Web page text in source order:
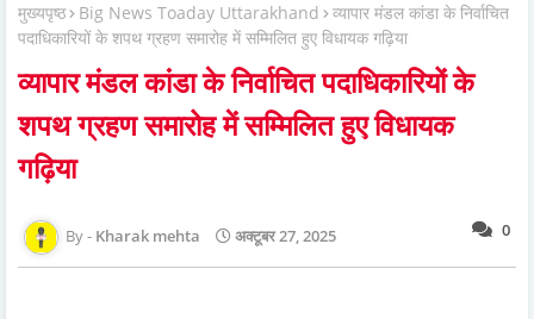
मुख्यपृष्ठ Big News Toaday Uttarakhand
व्यापार मंडल कांडा के निर्वाचित
पदाधिकारियों के शपथ ग्रहण समारोह में सम्मिलित हुए विधायक गढ़िया
व्यापार मंडल कांडा के निर्वाचित पदाधिकारियों के
शपथ ग्रहण समारोह में सम्मिलित हुए विधायक
गढ़िया
0
Kharak mehta अक्टूबर 27, 2025